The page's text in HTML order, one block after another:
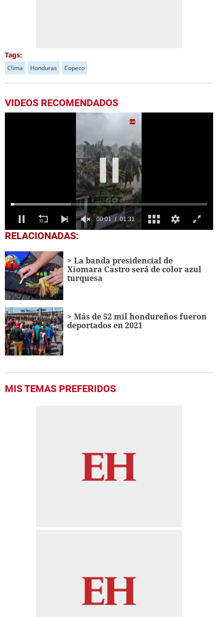
Tags:
Clima Honduras Copeco
VIDEOS RECOMENDADOS
0
seconds
1
minute,
31
seconds
RELACIONADAS:
La banda presidencial de
Xiomara Castro será de color azul
turquesa
Más de 52 mil hondureños fueron
deportados en 2021
MIS TEMAS PREFERIDOS